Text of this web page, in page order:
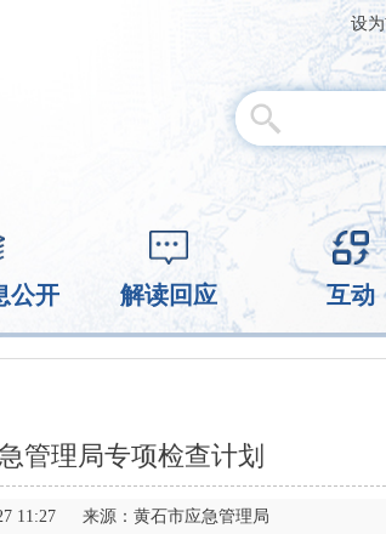
设
公开 解读回应 互动
管理局专项检查计划
27 11:27 来源：黄石市应急管理局